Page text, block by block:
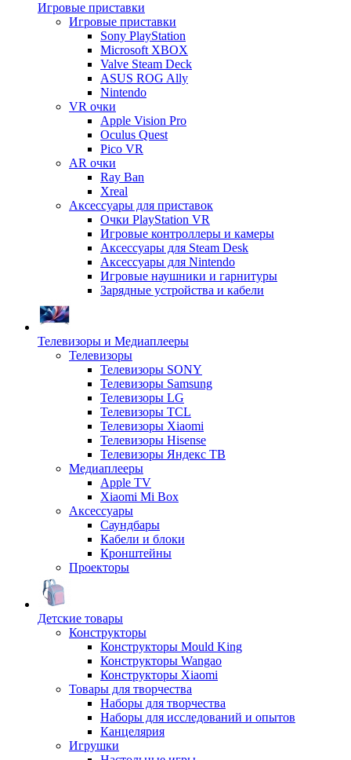
Игровые приставки
Игровые приставки
Sony PlayStation
Microsoft XBOX
Valve Steam Deck
ASUS ROG Ally
Nintendo
VR очки
Apple Vision Pro
Oculus Quest
Pico VR
AR очки
Ray Ban
Xreal
Аксессуары для приставок
Очки PlayStation VR
Игровые контроллеры и камеры
Аксессуары для Steam Desk
Аксессуары для Nintendo
Игровые наушники и гарнитуры
Зарядные устройства и кабели
Телевизоры и Медиаплееры
Телевизоры
Телевизоры SONY
Телевизоры Samsung
Телевизоры LG
Телевизоры TCL
Телевизоры Xiaomi
Телевизоры Hisense
Телевизоры Яндекс ТВ
Медиаплееры
Apple TV
Xiaomi Mi Box
Аксессуары
Саундбары
Кабели и блоки
Кронштейны
Проекторы
Детские товары
Конструкторы
Конструкторы Mould King
Конструкторы Wangao
Конструкторы Xiaomi
Товары для творчества
Наборы для творчества
Наборы для исследований и опытов
Канцелярия
Игрушки